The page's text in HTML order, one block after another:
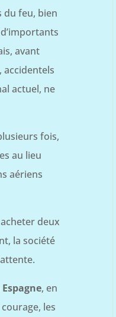
du feu, bien
avant
accidentels
actuel, ne
fois,
au lieu
aériens
deux
la société
Espagne, en
les